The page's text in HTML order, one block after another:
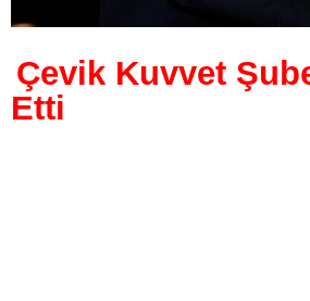
Çevik Kuvvet
Etti